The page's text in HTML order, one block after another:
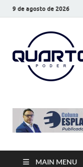
9 de agosto de 2026
MAIN MENU